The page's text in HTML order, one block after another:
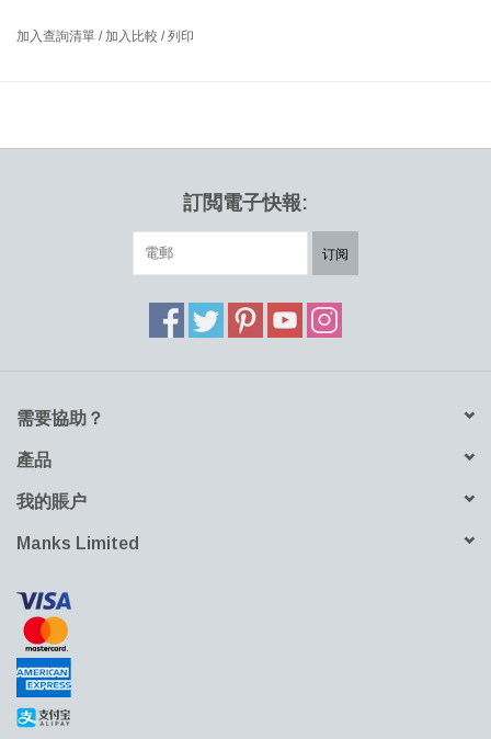
設計師：ØIVIND SLAATTO 丹麥
構從每個有利角度都提供了不同的印象。
經過重新設計的吊燈既精緻又大膽，為現代或傳統空間增添了令人
眼花繚亂的元素，對經典概念進行了新的詮釋。 單一帕特拉創造了
加入查詢清單 / 加入比較 /列印
訂閲電子快報:
订阅
需要協助？
產品
我的賬户
Manks Limited